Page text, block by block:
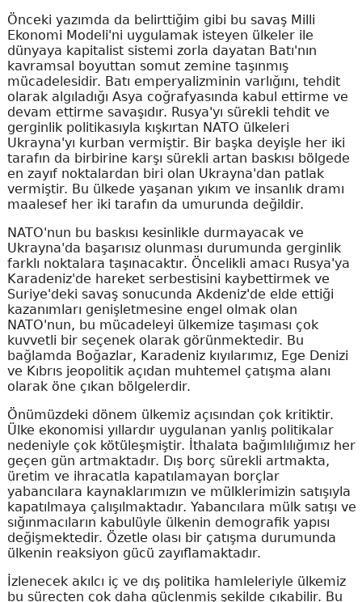
Önceki yazımda da belirttiğim gibi bu savaş Milli
Ekonomi Modeli'ni uygulamak isteyen ülkeler ile
dünyaya kapitalist sistemi zorla dayatan Batı'nın
kavramsal boyuttan somut zemine taşınmış
mücadelesidir. Batı emperyalizminin varlığını, tehdit
olarak algıladığı Asya coğrafyasında kabul ettirme ve
devam ettirme savaşıdır. Rusya'yı sürekli tehdit ve
gerginlik politikasıyla kışkırtan NATO ülkeleri
Ukrayna'yı kurban vermiştir. Bir başka deyişle her iki
tarafın da birbirine karşı sürekli artan baskısı bölgede
en zayıf noktalardan biri olan Ukrayna'dan patlak
vermiştir. Bu ülkede yaşanan yıkım ve insanlık dramı
maalesef her iki tarafın da umurunda değildir.
NATO'nun bu baskısı kesinlikle durmayacak ve
Ukrayna'da başarısız olunması durumunda gerginlik
farklı noktalara taşınacaktır. Öncelikli amacı Rusya'ya
Karadeniz'de hareket serbestisini kaybettirmek ve
Suriye'deki savaş sonucunda Akdeniz'de elde ettiği
kazanımları genişletmesine engel olmak olan
NATO'nun, bu mücadeleyi ülkemize taşıması çok
kuvvetli bir seçenek olarak görünmektedir. Bu
bağlamda Boğazlar, Karadeniz kıyılarımız, Ege Denizi
ve Kıbrıs jeopolitik açıdan muhtemel çatışma alanı
olarak öne çıkan bölgelerdir.
Önümüzdeki dönem ülkemiz açısından çok kritiktir.
Ülke ekonomisi yıllardır uygulanan yanlış politikalar
nedeniyle çok kötüleşmiştir. İthalata bağımlılığımız her
geçen gün artmaktadır. Dış borç sürekli artmakta,
üretim ve ihracatla kapatılamayan borçlar
yabancılara kaynaklarımızın ve mülklerimizin satışıyla
kapatılmaya çalışılmaktadır. Yabancılara mülk satışı ve
sığınmacıların kabulüyle ülkenin demografik yapısı
değişmektedir. Özetle olası bir çatışma durumunda
ülkenin reaksiyon gücü zayıflamaktadır.
İzlenecek akılcı iç ve dış politika hamleleriyle ülkemiz
bu süreçten çok daha güçlenmiş şekilde çıkabilir. Bu